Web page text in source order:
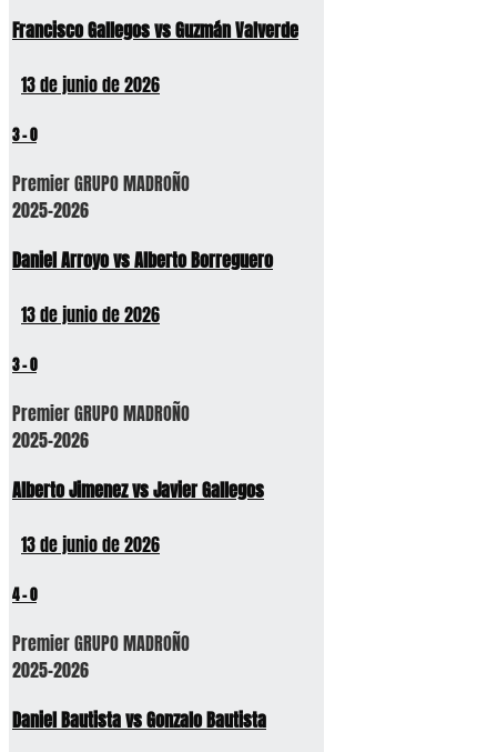
Francisco Gallegos vs Guzmán Valverde
13 de junio de 2026
3-0
Premier GRUPO MADROÑO
2025-2026
Daniel Arroyo vs Alberto Borreguero
13 de junio de 2026
3-0
Premier GRUPO MADROÑO
2025-2026
Alberto Jimenez vs Javier Gallegos
13 de junio de 2026
4-0
Premier GRUPO MADROÑO
2025-2026
Daniel Bautista vs Gonzalo Bautista